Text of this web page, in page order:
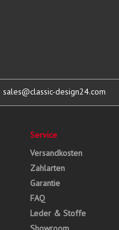
sales@classic-design24.com
Service
Versandkosten
Zahlarten
Garantie
FAQ
Leder & Stoffe